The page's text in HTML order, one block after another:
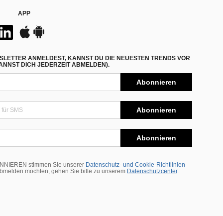
APP
ANMELDEST, KANNST DU DIE NEUESTEN TRENDS VOR
DICH JEDERZEIT ABMELDEN).
Abonnieren
Abonnieren
Abonnieren
stimmen Sie unserer Datenschutz- und Cookie-Richtlinien
möchten, gehen Sie bitte zu unserem Datenschutzcenter.